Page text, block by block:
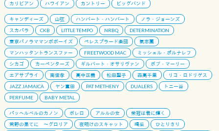
カリビアン
ハワイアン カントリー ビッグバンド
キャンディーズ 山弦 ハンバート・ハンバート
ノラ・ジョーンズ
スカパラ
CKB LITTLE TEMPO NRBQ
DETERMINATION
東京パノラママンボボーイズ
ペレスプラード楽団
氣志團
マンハッタントランスファー
FREETWOOD MAC
ミッシェル・ポルナレフ
シカゴ
カーペンターズ ギルバート・オサリヴァン
ボブ・マーリー
エアサプライ
南佳孝 高中正義 松田聖子 森高千里
リコ・ロドリゲス
JAZZ JAMAICA
ヤン富田 PAT METHENY DUALERS
トニー谷
PERFUME
BABY METAL
パッヘルベルのカノン ボレロ アルルの女
栄冠は君に輝く
荒野の果てに 〜グロリア
夜明けのスキャット 喝采
ひとりきり